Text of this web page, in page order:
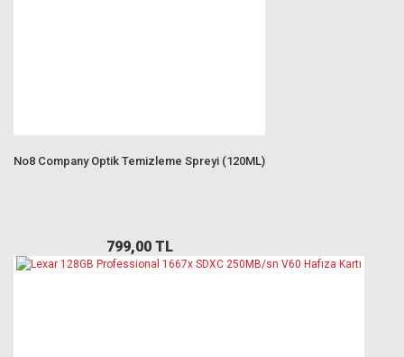
No8 Company Optik Temizleme Spreyi (120ML)
799,00 TL